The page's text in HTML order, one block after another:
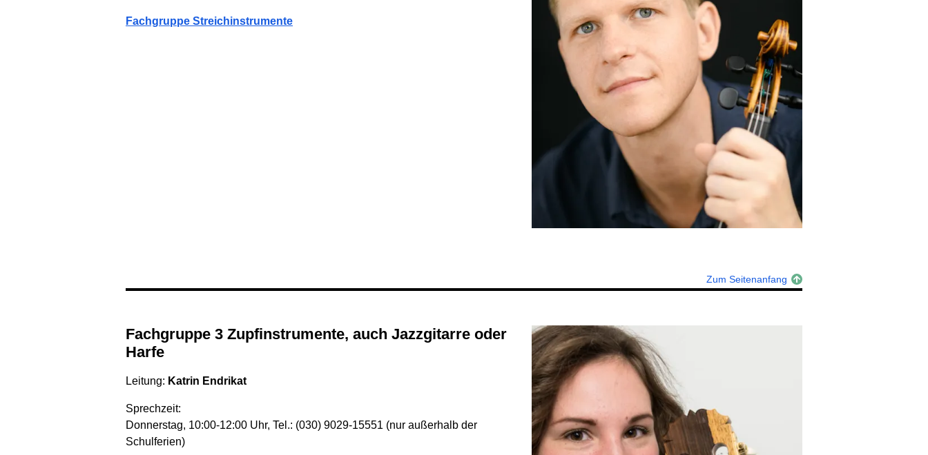
Fachgruppe Streichinstrumente
Zum Seitenanfang
Fachgruppe 3 Zupfinstrumente, auch Jazzgitarre oder
Harfe
Leitung: Katrin Endrikat
Sprechzeit:
Donnerstag, 10:00-12:00 Uhr, Tel.: (030) 9029-15551 (nur außerhalb der
Schulferien)